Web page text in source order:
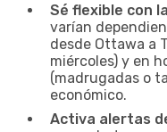
Sé flexible con
varían
desde Ottawa a
miércoles) y en
(madrugadas o
económico.
Activa alertas